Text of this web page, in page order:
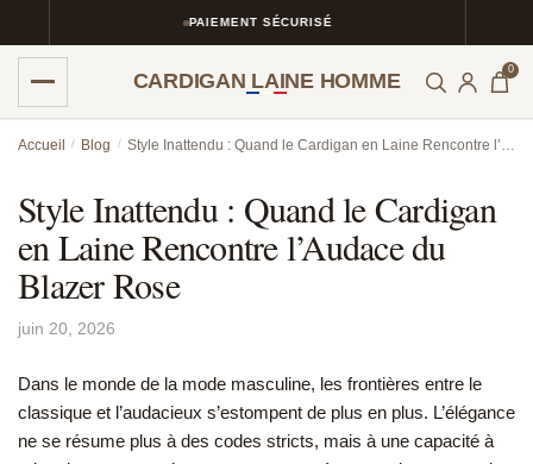
PAIEMENT SÉCURISÉ
CARDIGAN LAINE HOMME 0
Accueil / Blog / Style Inattendu : Quand le Cardigan en Laine Rencontre l’Audace du Blazer Rose
Style Inattendu : Quand le Cardigan
en Laine Rencontre l’Audace du
Blazer Rose
juin 20, 2026
Dans le monde de la mode masculine, les frontières entre le
classique et l’audacieux s’estompent de plus en plus. L’élégance
ne se résume plus à des codes stricts, mais à une capacité à